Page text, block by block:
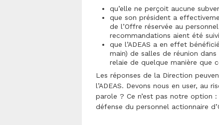
qu’elle ne perçoit aucune
que son président a
de l’Offre réservée au
recommandations aient été
que l’ADEAS a en effet
main) de salles de réunion
relaie de quelque manière que
Les réponses de la Direction
l’ADEAS. Devons nous en user, au
parole ? Ce n’est pas notre option
défense du personnel actionnaire